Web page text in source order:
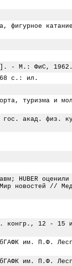
фигурное
- М.: ФиС,
с.: ил.
туризма и
акад. физ.
HUBER
Мир новостей //
конгр., 12 -
им. П.Ф.
им. П.Ф.